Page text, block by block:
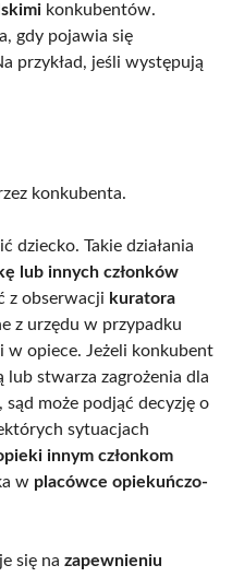
konkubentów.
gdy pojawia się
przykład, jeśli występują
konkubenta.
dziecko. Takie działania
lub innych członków
z obserwacji kuratora
z urzędu w przypadku
w opiece. Jeżeli konkubent
lub stwarza zagrożenia dla
, sąd może podjąć decyzję o
sytuacjach
innym członkom
w placówce opiekuńczo-
się na zapewnieniu